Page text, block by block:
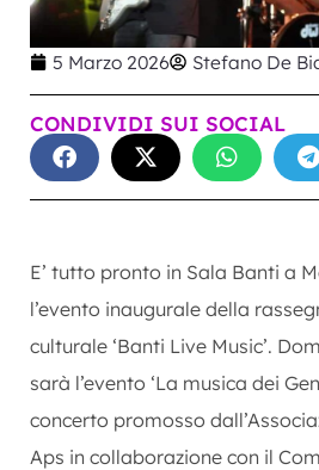
5 Marzo 2026 Stefano De
CONDIVIDI SUI SOCIAL
E’ tutto pronto in Sala Banti a
l’evento inaugurale della
culturale ‘Banti Live Music’.
sarà l’evento ‘La musica dei
concerto promosso
Aps in collaborazione con il